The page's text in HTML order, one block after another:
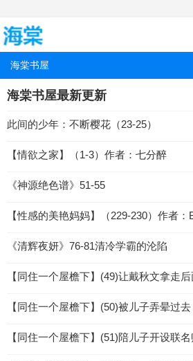
海棠书屋
海棠书屋最新更新
此间的少年：不断樱花（23-25）
【情欲之家】（1-3）作者：七分醉
《神源绝色谱》51-55
【性感的美艳妈妈】（229-230）作者：
《清辉夜妍》76-81清冷学霸的沦陷
【同住一个屋檐下】(49)让戴秋文拿走
【同住一个屋檐下】(50)被儿子弄晕过去
【同住一个屋檐下】(51)陪儿子开设联